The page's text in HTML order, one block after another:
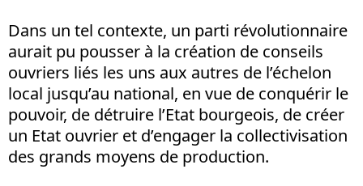
Dans un tel contexte, un parti révolutionnaire
aurait pu pousser à la création de conseils
ouvriers liés les uns aux autres de l’échelon
local jusqu’au national, en vue de conquérir le
pouvoir, de détruire l’Etat bourgeois, de créer
un Etat ouvrier et d’engager la collectivisation
des grands moyens de production.